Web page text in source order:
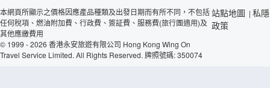
本網頁所顯示之價格因應產品種類及出發日期而有所不同，不包括
任何稅項、燃油附加費、行政費、簽証費、服務費(旅行團適用)及
其他應繳費用
© 1999 - 2026 香港永安旅遊有限公司 Hong Kong Wing On
Travel Service Limited. All Rights Reserved. 牌照號碼: 350074
站點地圖 | 私隱
政策